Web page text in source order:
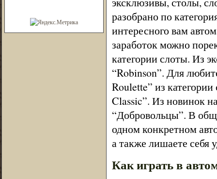
разобрано по
интересного вам
заработок можно
категории слоты. Из
“Robinson”. Для
Roulette” из
Classic”. Из новинок
“Добровольцы”. В
одном конкретном
а также лишаете себя
Как играть в